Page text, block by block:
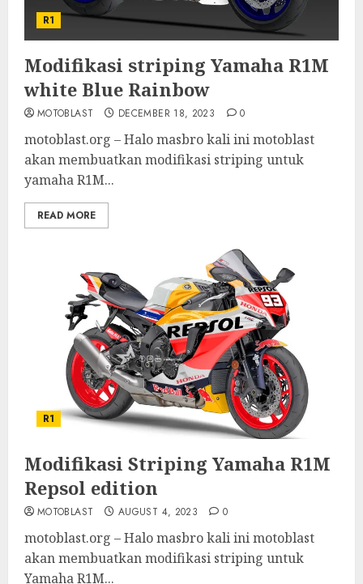
R1
Modifikasi striping Yamaha R1M
white Blue Rainbow
MOTOBLAST DECEMBER 18, 2023 0
motoblast.org – Halo masbro kali ini motoblast
akan membuatkan modifikasi striping untuk
yamaha R1M...
READ MORE
R1
Modifikasi Striping Yamaha R1M
Repsol edition
MOTOBLAST AUGUST 4, 2023 0
motoblast.org – Halo masbro kali ini motoblast
akan membuatkan modifikasi striping untuk
Yamaha R1M...